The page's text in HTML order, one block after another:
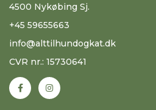
4500 Nykøbing Sj.
+45 59655663
info@alttilhundogkat.dk
CVR nr.: 15730641